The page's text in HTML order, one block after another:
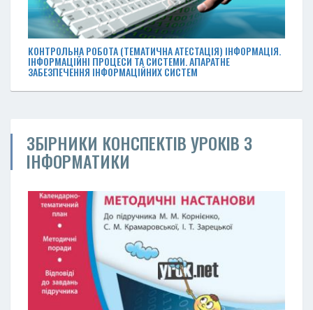
КОНТРОЛЬНА РОБОТА (ТЕМАТИЧНА АТЕСТАЦІЯ) ІНФОРМАЦІЯ.
ІНФОРМАЦІЙНІ ПРОЦЕСИ ТА СИСТЕМИ. АПАРАТНЕ
ЗАБЕЗПЕЧЕННЯ ІНФОРМАЦІЙНИХ СИСТЕМ
ЗБІРНИКИ КОНСПЕКТІВ УРОКІВ З
ІНФОРМАТИКИ